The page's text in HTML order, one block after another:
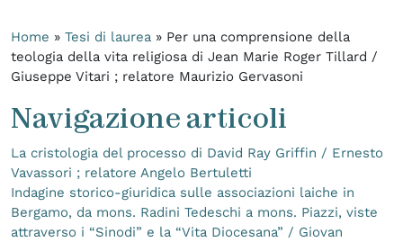
Home » Tesi di laurea » Per una comprensione della
teologia della vita religiosa di Jean Marie Roger Tillard /
Giuseppe Vitari ; relatore Maurizio Gervasoni
Navigazione articoli
La cristologia del processo di David Ray Griffin / Ernesto
Vavassori ; relatore Angelo Bertuletti
Indagine storico-giuridica sulle associazioni laiche in
Bergamo, da mons. Radini Tedeschi a mons. Piazzi, viste
attraverso i “Sinodi” e la “Vita Diocesana” / Giovan